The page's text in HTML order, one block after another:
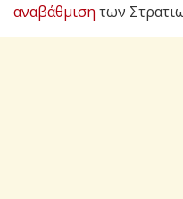
αναβάθμιση των